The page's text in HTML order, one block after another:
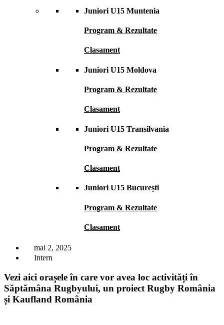
Juniori U15 Muntenia
Program & Rezultate
Clasament
Juniori U15 Moldova
Program & Rezultate
Clasament
Juniori U15 Transilvania
Program & Rezultate
Clasament
Juniori U15 București
Program & Rezultate
Clasament
mai 2, 2025
Intern
Vezi aici orașele în care vor avea loc activități în
Săptămâna Rugbyului, un proiect Rugby România
și Kaufland România